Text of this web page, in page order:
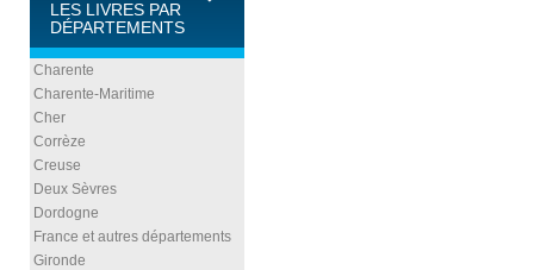
LES LIVRES PAR
DÉPARTEMENTS
Charente
Charente-Maritime
Cher
Corrèze
Creuse
Deux Sèvres
Dordogne
France et autres départements
Gironde